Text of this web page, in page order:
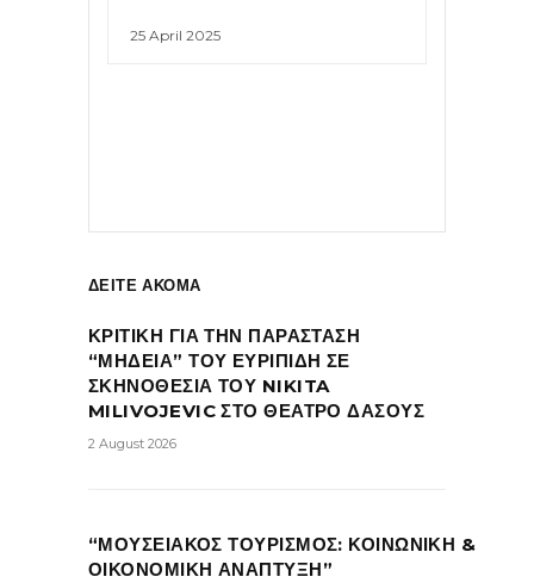
25 April 2025
ΔΕΙΤΕ ΑΚΟΜΑ
ΚΡΙΤΙΚΗ ΓΙΑ ΤΗΝ ΠΑΡΑΣΤΑΣΗ
“ΜΗΔΕΙΑ” ΤΟΥ ΕΥΡΙΠΙΔΗ ΣΕ
ΣΚΗΝΟΘΕΣΙΑ ΤΟΥ NIKITA
MILIVOJEVIC ΣΤΟ ΘΕΑΤΡΟ ΔΑΣΟΥΣ
2 August 2026
“ΜΟΥΣΕΙΑΚΟΣ ΤΟΥΡΙΣΜΟΣ: ΚΟΙΝΩΝΙΚΗ &
ΟΙΚΟΝΟΜΙΚΗ ΑΝΑΠΤΥΞΗ”